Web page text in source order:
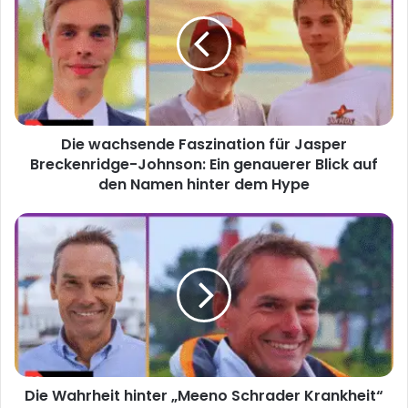
Faszination
für
Jasper
Breckenridge-
Johnson:
Ein
genauerer
auf
hinter
Hype
Die wachsende Faszination für Jasper
Breckenridge-Johnson: Ein genauerer Blick auf
den Namen hinter dem Hype
Die
Wahrheit
hinter
„Meeno
Schrader
Krankheit“
Was
wirklich
hinter
Die Wahrheit hinter „Meeno Schrader Krankheit“